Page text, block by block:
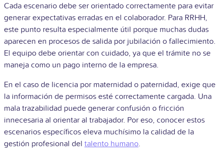
Cada escenario debe ser orientado correctamente para evitar
generar expectativas erradas en el colaborador. Para RRHH,
este punto resulta especialmente útil porque muchas dudas
aparecen en procesos de salida por jubilación o fallecimiento.
El equipo debe orientar con cuidado, ya que el trámite no se
maneja como un pago interno de la empresa.
En el caso de licencia por maternidad o paternidad, exige que
la información de permisos esté correctamente cargada. Una
mala trazabilidad puede generar confusión o fricción
innecesaria al orientar al trabajador. Por eso, conocer estos
escenarios específicos eleva muchísimo la calidad de la
gestión profesional del talento humano.